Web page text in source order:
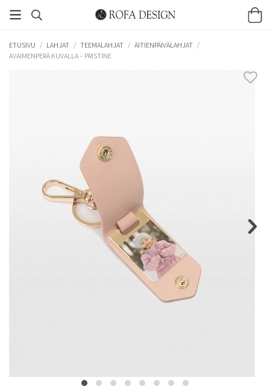
ETUSIVU / LAHJAT / TEEMALAHJAT / ÄITIENPÄIVÄLAHJAT /
AVAIMENPERÄ KUVALLA – PRISTINE